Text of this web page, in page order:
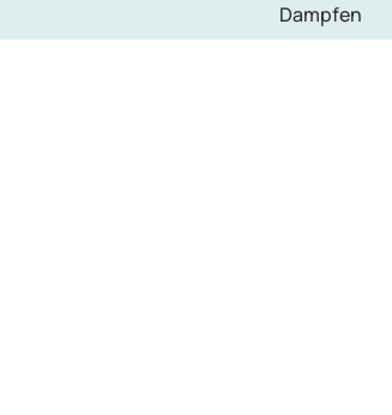
Dampfen